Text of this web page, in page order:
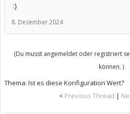
:)
8. Dezember 2024
(Du musst angemeldet oder registriert
können. )
Thema: Ist es diese Konfiguration Wert?
< Previous Thread |